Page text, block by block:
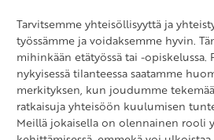
Tarvitsemme yhteisöllisyyttä ja
työssämme ja voidaksemme hyvin.
mihinkään etätyössä tai -opiskelussa.
nykyisessä tilanteessa saatamme
merkityksen, kun joudumme
ratkaisuja yhteisöön kuulumisen
Meillä jokaisella on olennainen rooli